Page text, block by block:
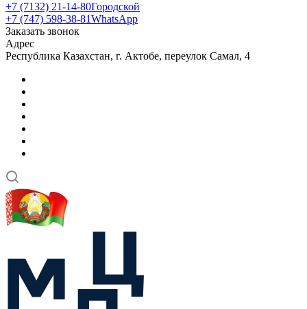
+7 (7132) 21-14-80Городской
+7 (747) 598-38-81WhatsApp
Заказать звонок
Адрес
Республика Казахстан, г. Актобе, переулок Самал, 4